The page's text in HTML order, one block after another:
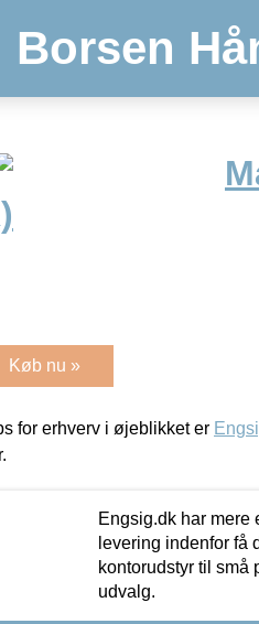
Borsen
Køb nu »
for erhverv i øjeblikket er
Engsig.dk har mere
levering indenfor få
kontorudstyr til små
udvalg.